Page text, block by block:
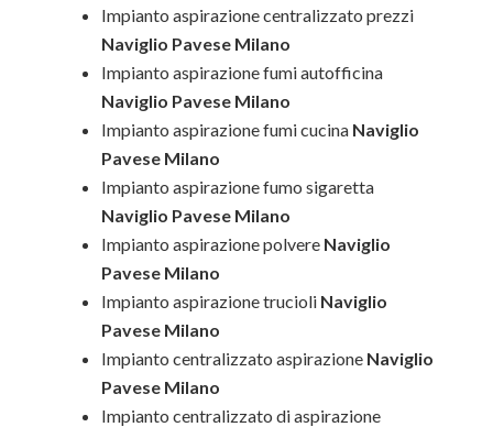
Impianto aspirazione centralizzato prezzi
Naviglio Pavese Milano
Impianto aspirazione fumi autofficina
Naviglio Pavese Milano
Impianto aspirazione fumi cucina Naviglio
Pavese Milano
Impianto aspirazione fumo sigaretta
Naviglio Pavese Milano
Impianto aspirazione polvere Naviglio
Pavese Milano
Impianto aspirazione trucioli Naviglio
Pavese Milano
Impianto centralizzato aspirazione Naviglio
Pavese Milano
Impianto centralizzato di aspirazione